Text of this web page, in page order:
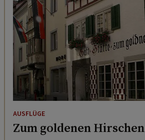
AUSFLÜGE
Zum goldenen Hirschen